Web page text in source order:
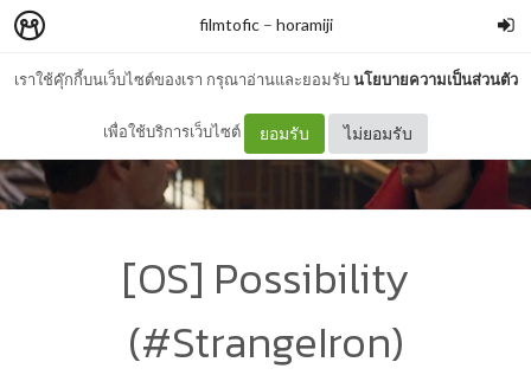
เราใช้คุ๊กกี้บนเว็บไซต์ของเรา กรุณาอ่านและยอมรับนโยบายความเป็นส่วนตัว
เพื่อใช้บริการเว็บไซต์ ยอมรับ ไม่ยอมรับ
filmtofic– horamiji
[OS] Possibility
(#StrangeIron)